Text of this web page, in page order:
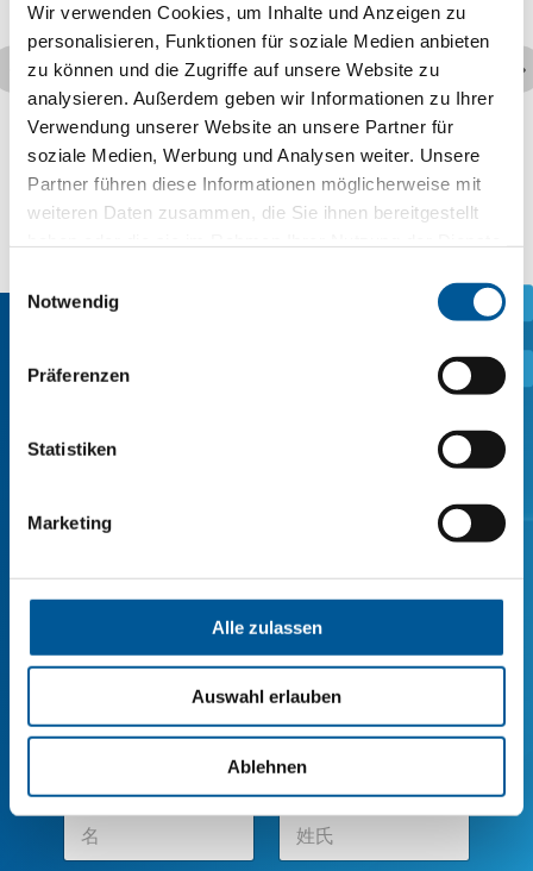
Wir verwenden Cookies, um Inhalte und Anzeigen zu
personalisieren, Funktionen für soziale Medien anbieten
zu können und die Zugriffe auf unsere Website zu
analysieren. Außerdem geben wir Informationen zu Ihrer
Verwendung unserer Website an unsere Partner für
soziale Medien, Werbung und Analysen weiter. Unsere
Partner führen diese Informationen möglicherweise mit
weiteren Daten zusammen, die Sie ihnen bereitgestellt
Notwendig
Präferenzen
Statistiken
Marketing
Alle zulassen
Auswahl erlauben
Ablehnen
我们的实验室能为您做些什
么？
我们定期在实验室为客户开发定制解决方
案。 我们也很乐意为您的申请提供建议。
联系我们
名